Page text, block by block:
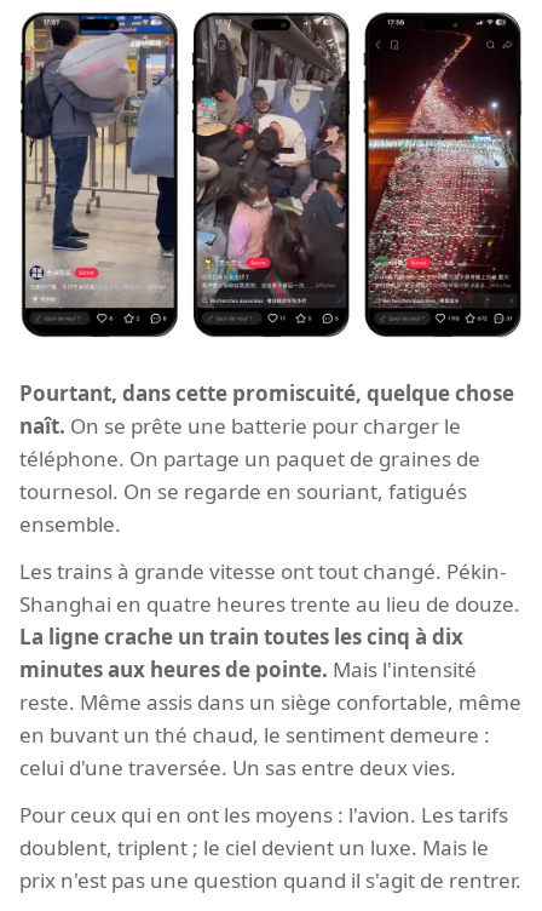
Pourtant, dans cette promiscuité, quelque chose
naît. On se prête une batterie pour charger le
téléphone. On partage un paquet de graines de
tournesol. On se regarde en souriant, fatigués
ensemble.
Les trains à grande vitesse ont tout changé. Pékin-
Shanghai en quatre heures trente au lieu de douze.
La ligne crache un train toutes les cinq à dix
minutes aux heures de pointe. Mais l'intensité
reste. Même assis dans un siège confortable, même
en buvant un thé chaud, le sentiment demeure :
celui d'une traversée. Un sas entre deux vies.
Pour ceux qui en ont les moyens : l'avion. Les tarifs
doublent, triplent ; le ciel devient un luxe. Mais le
prix n'est pas une question quand il s'agit de rentrer.